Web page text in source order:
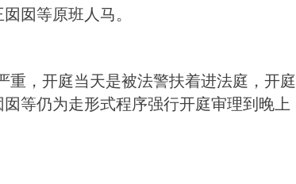
囡等原班人马。
重，开庭当天是被法警扶着进法庭，开庭
等仍为走形式程序强行开庭审理到晚上